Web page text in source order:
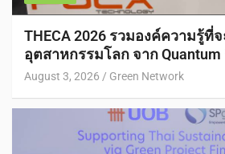
THECA 2026 รวมองค์ความรู้
อุตสาหกรรมโลก จาก Quantum
August 3, 2026 Green Network